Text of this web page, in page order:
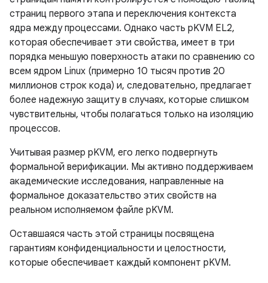
страниц первого этапа и переключения контекста
ядра между процессами. Однако часть pKVM EL2,
которая обеспечивает эти свойства, имеет в три
порядка меньшую поверхность атаки по сравнению со
всем ядром Linux (примерно 10 тысяч против 20
миллионов строк кода) и, следовательно, предлагает
более надежную защиту в случаях, которые слишком
чувствительны, чтобы полагаться только на изоляцию
процессов.
Учитывая размер pKVM, его легко подвергнуть
формальной верификации. Мы активно поддерживаем
академические исследования, направленные на
формальное доказательство этих свойств на
реальном исполняемом файле pKVM.
Оставшаяся часть этой страницы посвящена
гарантиям конфиденциальности и целостности,
которые обеспечивает каждый компонент pKVM.